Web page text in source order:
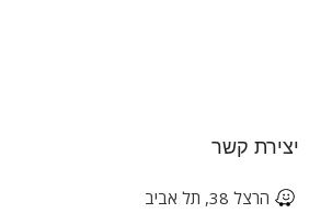
יצירת קשר
הרצל 38, תל אביב